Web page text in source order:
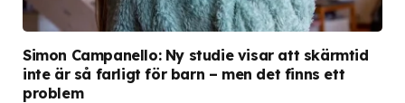
Simon Campanello: Ny studie visar att skärmtid
inte är så farligt för barn – men det finns ett
problem